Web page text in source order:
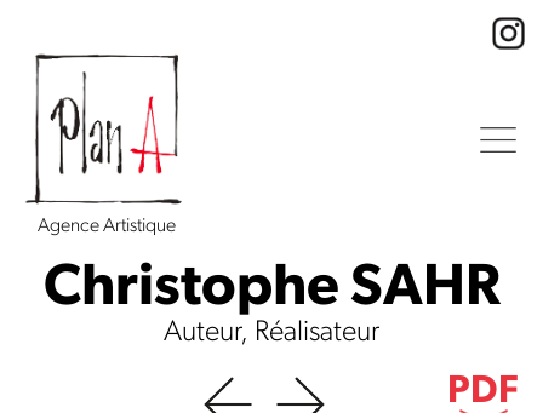
Agence Artistique
Christophe SAHR
Auteur, Réalisateur
PDF